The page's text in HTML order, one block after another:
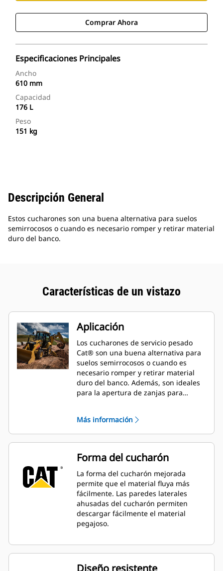
Comprar Ahora
Especificaciones Principales
Ancho
610 mm
Capacidad
176 L
Peso
151 kg
Descripción General
Estos cucharones son una buena alternativa para suelos
semirrocosos o cuando es necesario romper y retirar material
duro del banco.
Características de un vistazo
Aplicación
Los cucharones de servicio pesado
Cat® son una buena alternativa para
suelos semirrocosos o cuando es
necesario romper y retirar material
duro del banco. Además, son ideales
para la apertura de zanjas para
general en aplicaciones de
construcción, paisajismo y servicios
públicos.
Más información
Forma del cucharón
La forma del cucharón mejorada
permite que el material fluya más
fácilmente. Las paredes laterales
ahusadas del cucharón permiten
descargar fácilmente el material
pegajoso.